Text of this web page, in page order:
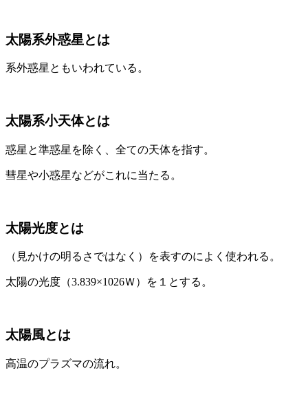
太陽系外惑星とは
系外惑星ともいわれている。
太陽系小天体とは
惑星と準惑星を除く、全ての天体を指す。
彗星や小惑星などがこれに当たる。
太陽光度とは
（見かけの明るさではなく）を表すのによく使われる。
太陽の光度（3.839×1026Ｗ）を１とする。
太陽風とは
高温のプラズマの流れ。